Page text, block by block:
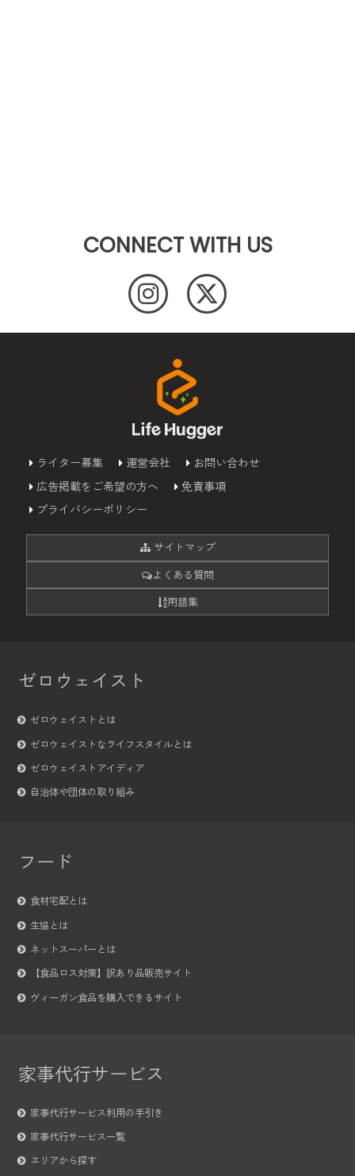
CONNECT WITH US
ライター募集 運営会社
お問い合わせ
広告掲載をご希望の方へ
免責事項
プライバシーポリシー
サイトマップ
よくある質問
用語集
ゼロウェイスト
ゼロウェイストとは
ゼロウェイストなライフスタイルとは
ゼロウェイストアイディア
自治体や団体の取り組み
フード
食材宅配とは
生協とは
ネットスーパーとは
【食品ロス対策】訳あり品販売サイト
ヴィーガン食品を購入できるサイト
家事代行サービス
家事代行サービス利用の手引き
家事代行サービス一覧
エリアから探す